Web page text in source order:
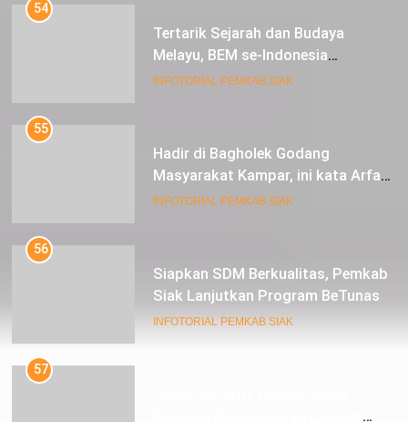
54
Tertarik Sejarah dan Budaya
Melayu, BEM se-Indonesia
Berkunjung ke Kabupaten Siak
INFOTORIAL PEMKAB SIAK
55
Hadir di Bagholek Godang
Masyarakat Kampar, ini kata Arfan
Usman
INFOTORIAL PEMKAB SIAK
56
Siapkan SDM Berkualitas, Pemkab
Siak Lanjutkan Program BeTunas
INFOTORIAL PEMKAB SIAK
57